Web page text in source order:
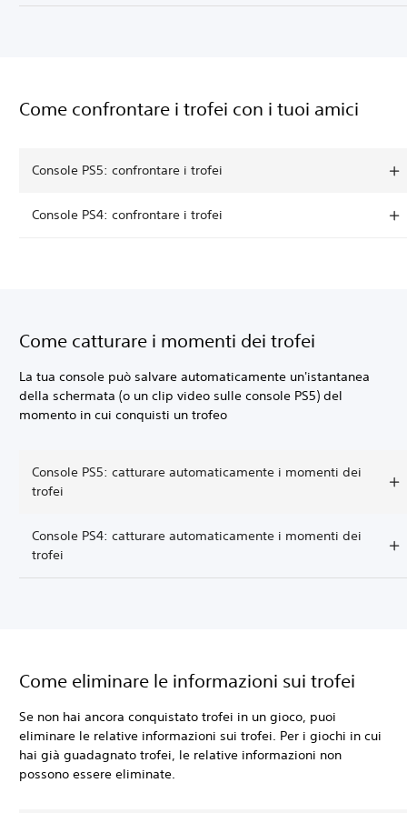
Come confrontare i trofei con i tuoi amici
Console PS5: confrontare i trofei
Console PS4: confrontare i trofei
Come catturare i momenti dei trofei
La tua console può salvare automaticamente un'istantanea
della schermata (o un clip video sulle console PS5) del
momento in cui conquisti un trofeo
Console PS5: catturare automaticamente i momenti dei
trofei
Console PS4: catturare automaticamente i momenti dei
trofei
Come eliminare le informazioni sui trofei
Se non hai ancora conquistato trofei in un gioco, puoi
eliminare le relative informazioni sui trofei. Per i giochi in cui
hai già guadagnato trofei, le relative informazioni non
possono essere eliminate.